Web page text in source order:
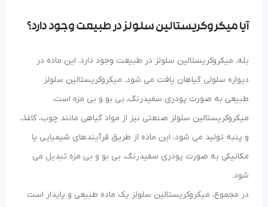
آیا میکروکریستالین سلولز در طبیعت وجود دارد؟
بله، میکروکریستالین سلولز در طبیعت وجود دارد. این ماده در
دیواره سلولی گیاهان یافت می شود. میکروکریستالین سلولز
طبیعی به صورت پودری سفیدرنگ، بی بو و بی مزه است.
میکروکریستالین سلولز صنعتی نیز از مواد گیاهی مانند چوب، کاغذ،
و پنبه تولید می شود. این ماده از طریق فرآیندهای شیمیایی یا
مکانیکی به صورت پودری سفیدرنگ، بی بو و بی مزه تبدیل می
شود.
در مجموع، میکروکریستالین سلولز یک ماده طبیعی و پایدار است